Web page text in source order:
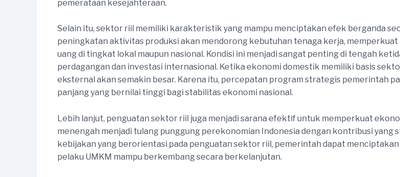
pemerataan kesejahteraan.
Selain itu, sektor riil memiliki karakteristik yang mampu menciptakan efek berganda
peningkatan aktivitas produksi akan mendorong kebutuhan tenaga kerja,
uang di tingkat lokal maupun nasional. Kondisi ini menjadi sangat penting di tengah
perdagangan dan investasi internasional. Ketika ekonomi domestik memiliki basis
eksternal akan semakin besar. Karena itu, percepatan program strategis pemerintah
panjang yang bernilai tinggi bagi stabilitas ekonomi nasional.
Lebih lanjut, penguatan sektor riil juga menjadi sarana efektif untuk memperkuat
menengah menjadi tulang punggung perekonomian Indonesia dengan kontribusi
kebijakan yang berorientasi pada penguatan sektor riil, pemerintah dapat
pelaku UMKM mampu berkembang secara berkelanjutan.